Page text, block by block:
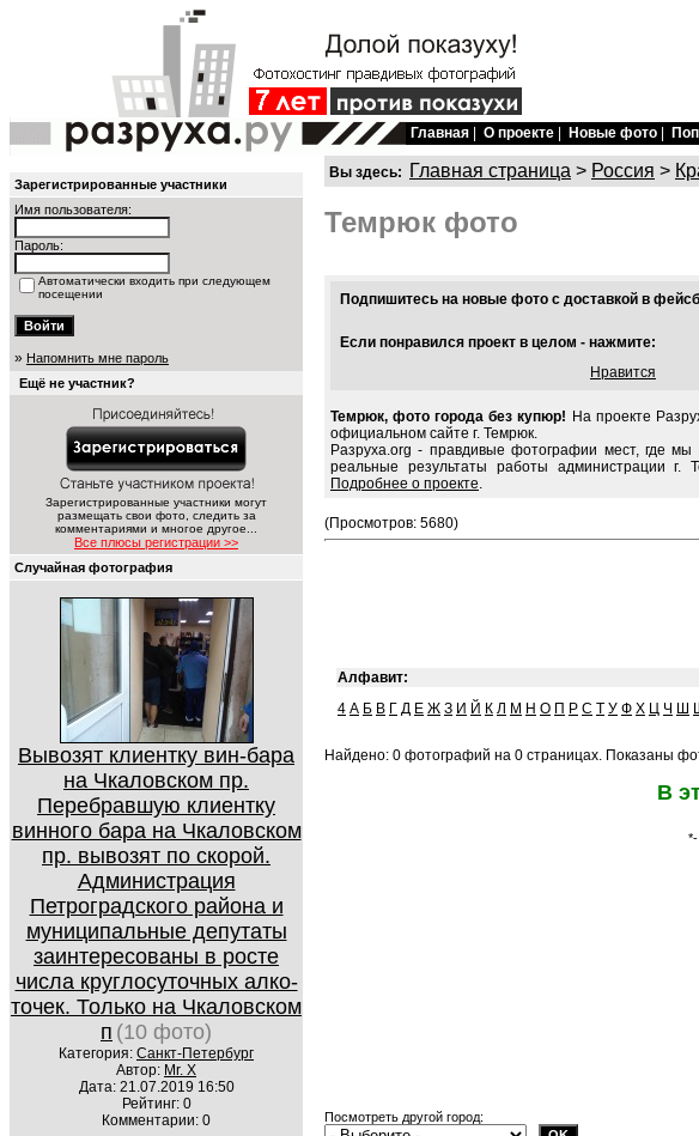
Главная О проекте Новые фото
Зарегистрированные участники
Имя пользователя:
Пароль:
Автоматически входить при следующем
посещении
» Напомнить мне пароль
Ещё не участник?
Зарегистрированные участники могут
размещать свои фото, следить за
комментариями и многое другое...
Все плюсы регистрации >>
Случайная фотография
Вывозят клиентку вин-бара
на Чкаловском пр.
Перебравшую клиентку
винного бара на Чкаловском
пр. вывозят по скорой.
Администрация
Петроградского района и
муниципальные депутаты
заинтересованы в росте
числа круглосуточных алко-
точек. Только на Чкаловском
п (10 фото)
Категория: Санкт-Петербург
Автор: Mr. X
Дата: 21.07.2019 16:50
Рейтинг: 0
Комментарии: 0
Вы здесь: Главная страница > Россия >
Темрюк фото
Подпишитесь на новые фото с доставкой в
Если понравился проект в целом - нажмите:
Нравится
Темрюк, фото города без купюр! На проекте
официальном сайте г. Темрюк.
Разруха.org - правдивые фотографии мест, где
реальные результаты работы администрации
Подробнее о проекте.
(Просмотров: 5680)
Алфавит:
4 А Б В Г Д Е Ж З И Й К Л М Н О П Р С Т У Ф Х Ц Ч Ш
Найдено: 0 фотографий на 0 страницах. Показаны
В
Посмотреть другой город: